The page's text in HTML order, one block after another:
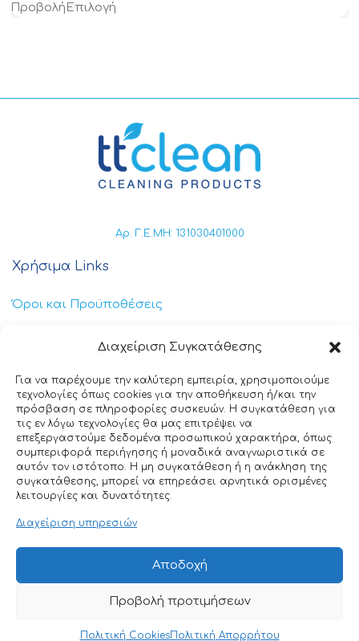
Διαχείριση Συγκατάθεσης
Για να παρέχουμε την καλύτερη εμπειρία, χρησιμοποιούμε
τεχνολογίες όπως cookies για την αποθήκευση ή/και την
πρόσβαση σε πληροφορίες συσκευών. Η συγκατάθεση για
τις εν λόγω τεχνολογίες θα μας επιτρέψει να
επεξεργαστούμε δεδομένα προσωπικού χαρακτήρα, όπως
συμπεριφορά περιήγησης ή μοναδικά αναγνωριστικά σε
αυτόν τον ιστότοπο. Η μη συγκατάθεση ή η ανάκληση της
συγκατάθεσης, μπορεί να επηρεάσει αρνητικά ορισμένες
λειτουργίες και δυνατότητες.
Διαχείριση υπηρεσιών
Αποδοχή
Προβολή προτιμήσεων
Πολιτική CookiesΠολιτική Απορρήτου
ΠροβολήΕπιλογή
Αρ. Γ.Ε.ΜΗ: 131030401000
Χρήσιμα Links
Όροι και Προϋποθέσεις
Πολιτική Απορρήτου
Πολιτική Cookies
Επικοινωνία
+30 211 404 0235
info@ttclean.gr
© 2025 TT Clean All rights reserved. Designed by
Nuntiusweb